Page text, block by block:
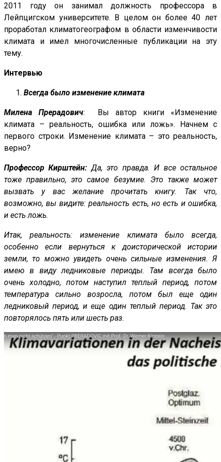
2011 году он занимал должность профессора в
Лейпцигском университете. В целом он более 40 лет
проработал климатогеографом в области изменчивости
климата и имел многочисленные публикации на эту
тему.
Интервью
Всегда было изменение климата
Милена Прерадович: Вы автор книги «Изменение
климата – реальность, ошибка или ложь». Начнем с
первого строки. Изменение климата – это реальность,
верно?
Профессор Кирштейн: Да, это правда. И все остальное
тоже правильно, это самое безумие. Это также может
вызвать у вас желание прочитать книгу. Так что,
возможно, вы видите: реальность есть, но есть и ошибка,
и есть ложь.
Итак, реальность: изменение климата было всегда,
особенно если вернуться к доисторической истории
земли, то можно увидеть очень сильные изменения. Я
имею в виду ледниковые периоды. Там всегда было
очень холодно, потом наступил теплый период, потом
температура сильно возросла, потом был еще один
ледниковый период, и еще один теплый период. Так это
повторялось пять или шесть раз.